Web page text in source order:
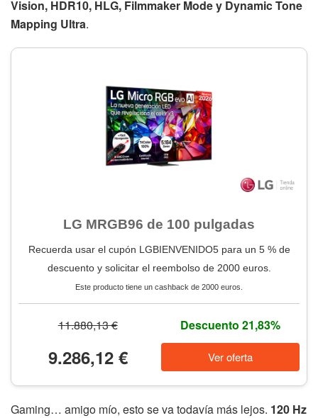
Vision, HDR10, HLG, Filmmaker Mode y Dynamic Tone
Mapping Ultra.
LG MRGB96 de 100 pulgadas
Recuerda usar el cupón LGBIENVENIDO5 para un 5 % de
descuento y solicitar el reembolso de 2000 euros.
Este producto tiene un cashback de 2000 euros.
11.880,13 € Descuento 21,83%
9.286,12 € Ver oferta
Gaming… amigo mío, esto se va todavía más lejos. 120 Hz